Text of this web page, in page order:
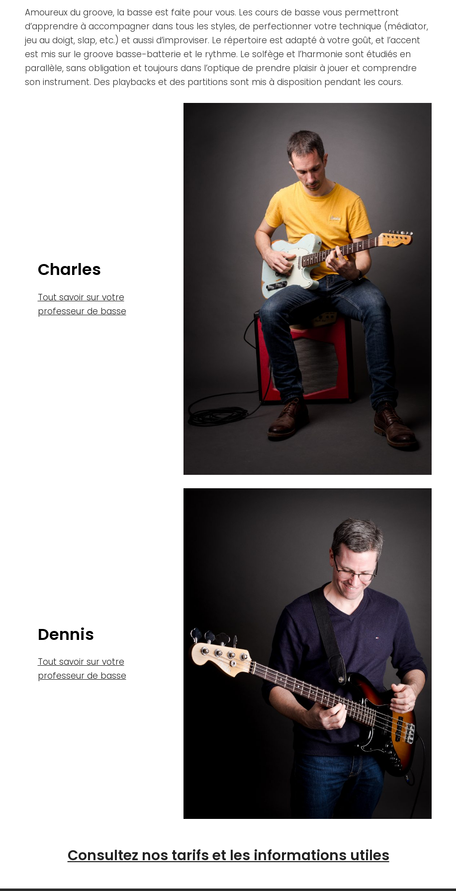
Amoureux du groove, la basse est faite pour vous. Les cours de basse vous permettront
d’apprendre à accompagner dans tous les styles, de perfectionner votre technique (médiator,
jeu au doigt, slap, etc.) et aussi d’improviser. Le répertoire est adapté à votre goût, et l’accent
est mis sur le groove basse-batterie et le rythme. Le solfège et l’harmonie sont étudiés en
parallèle, sans obligation et toujours dans l’optique de prendre plaisir à jouer et comprendre
son instrument. Des playbacks et des partitions sont mis à disposition pendant les cours.
Charles
Tout savoir sur votre
professeur de basse
Dennis
Tout savoir sur votre
professeur de basse
Consultez nos tarifs et les informations utiles